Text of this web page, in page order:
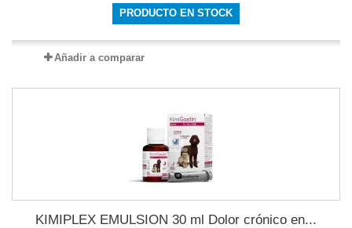
PRODUCTO EN STOCK
Añadir a comparar
KIMIPLEX EMULSION 30 ml Dolor crónico en...